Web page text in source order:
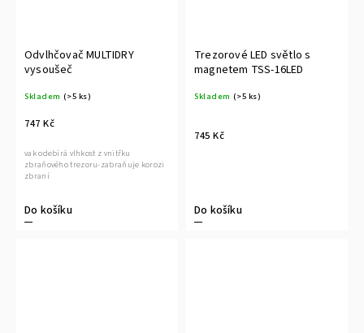
Odvlhčovač MULTIDRY
vysoušeč
Skladem (>5 ks)
747 Kč
Do košíku
vak odebírá vlhkost z vnitřku
zbraňového trezoru-zabraňuje korozi
zbraní
Trezorové LED světlo s
magnetem TSS-16LED
Skladem (>5 ks)
745 Kč
Do košíku